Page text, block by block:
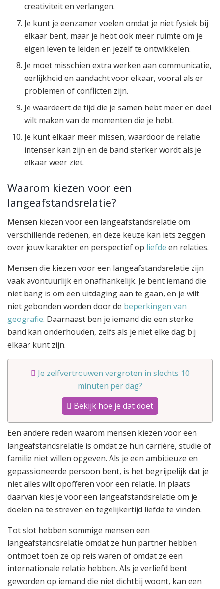
creativiteit en verlangen.
Je kunt je eenzamer voelen omdat je niet fysiek bij
elkaar bent, maar je hebt ook meer ruimte om je
eigen leven te leiden en jezelf te ontwikkelen.
Je moet misschien extra werken aan communicatie,
eerlijkheid en aandacht voor elkaar, vooral als er
problemen of conflicten zijn.
Je waardeert de tijd die je samen hebt meer en deel
wilt maken van de momenten die je hebt.
Je kunt elkaar meer missen, waardoor de relatie
intenser kan zijn en de band sterker wordt als je
elkaar weer ziet.
Waarom kiezen voor een
langeafstandsrelatie?
Mensen kiezen voor een langeafstandsrelatie om
verschillende redenen, en deze keuze kan iets zeggen
over jouw karakter en perspectief op liefde en relaties.
Mensen die kiezen voor een langeafstandsrelatie zijn
vaak avontuurlijk en onafhankelijk. Je bent iemand die
niet bang is om een uitdaging aan te gaan, en je wilt
niet gebonden worden door de beperkingen van
geografie. Daarnaast ben je iemand die een sterke
band kan onderhouden, zelfs als je niet elke dag bij
elkaar kunt zijn.
Je zelfvertrouwen vergroten in slechts 10
minuten per dag?
Bekijk hoe je dat doet
Een andere reden waarom mensen kiezen voor een
langeafstandsrelatie is omdat ze hun carrière, studie of
familie niet willen opgeven. Als je een ambitieuze en
gepassioneerde persoon bent, is het begrijpelijk dat je
niet alles wilt opofferen voor een relatie. In plaats
daarvan kies je voor een langeafstandsrelatie om je
doelen na te streven en tegelijkertijd liefde te vinden.
Tot slot hebben sommige mensen een
langeafstandsrelatie omdat ze hun partner hebben
ontmoet toen ze op reis waren of omdat ze een
internationale relatie hebben. Als je verliefd bent
geworden op iemand die niet dichtbij woont, kan een